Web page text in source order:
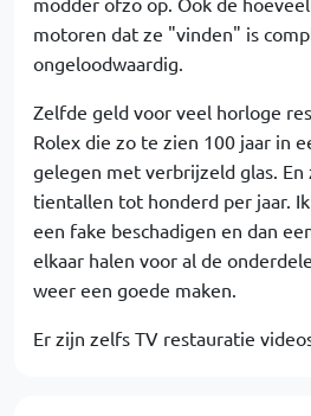
motoren dat ze "vinden" is
ongeloodwaardig.
Zelfde geld voor veel horloge
Rolex die zo te zien 100 jaar in
gelegen met verbrijzeld glas. En
tientallen tot honderd per jaar.
een fake beschadigen en dan
elkaar halen voor al de
weer een goede maken.
Er zijn zelfs TV restauratie